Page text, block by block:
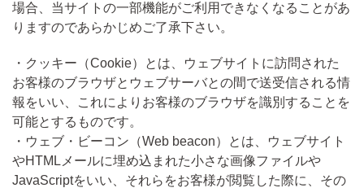
場合、当サイトの一部機能がご利用できなくなることがあ
りますのであらかじめご了承下さい。
・クッキー（Cookie）とは、ウェブサイトに訪問された
お客様のブラウザとウェブサーバとの間で送受信される情
報をいい、これによりお客様のブラウザを識別することを
可能とするものです。
・ウェブ・ビーコン（Web beacon）とは、ウェブサイト
やHTMLメールに埋め込まれた小さな画像ファイルや
JavaScriptをいい、それらをお客様が閲覧した際に、その